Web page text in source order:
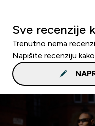
Sve recenzije
Trenutno nema
Napišite recenziju